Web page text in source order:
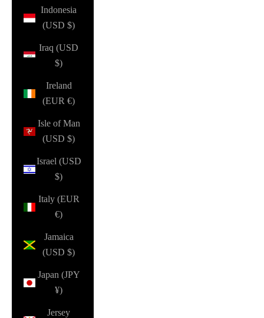
Indonesia
(USD $)
Iraq (USD
$)
Ireland
(EUR €)
Isle of Man
(USD $)
Israel (USD
$)
Italy (EUR
€)
Jamaica
(USD $)
Japan (JPY
¥)
Jersey